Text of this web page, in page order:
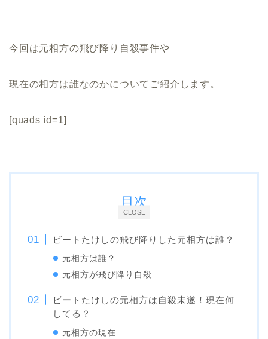
今回は元相方の飛び降り自殺事件や
現在の相方は誰なのかについてご紹介します。
[quads id=1]
CLOSE
目次
ビートたけしの飛び降りした元相方は誰？
元相方は誰？
元相方が飛び降り自殺
ビートたけしの元相方は自殺未遂！現在何
してる？
元相方の現在